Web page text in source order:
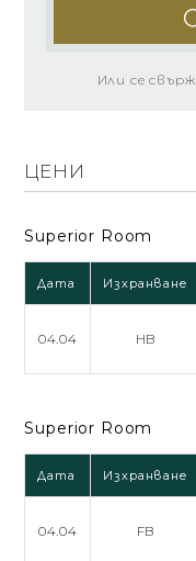
Или се
ЦЕНИ
Superior Room
Дата Изхранване
04.04 HB
Superior Room
Дата Изхранване
04.04 FB